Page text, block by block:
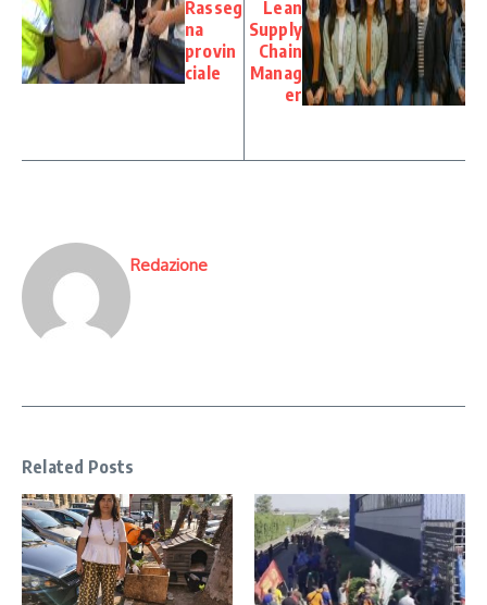
Rasseg
na
provin
ciale
Lean
Supply
Chain
Manag
er
Redazione
Related Posts